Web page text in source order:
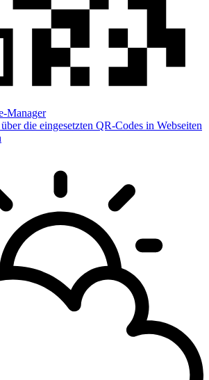
Manager
die eingesetzten QR-Codes in Webseiten